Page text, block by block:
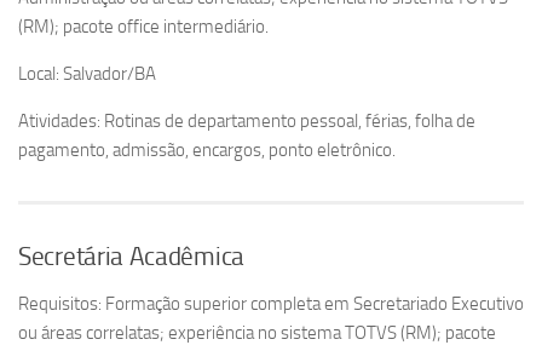
(RM); pacote office intermediário.
Local: Salvador/BA
Atividades: Rotinas de departamento pessoal, férias, folha de
pagamento, admissão, encargos, ponto eletrônico.
Secretária Acadêmica
Requisitos: Formação superior completa em Secretariado Executivo
ou áreas correlatas; experiência no sistema TOTVS (RM); pacote